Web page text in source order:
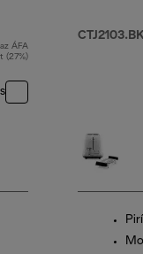
ár 104 990 Ft
az ÁFA
(27%)
CTJ2103.BK